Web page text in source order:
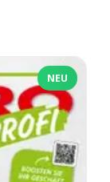
NEU